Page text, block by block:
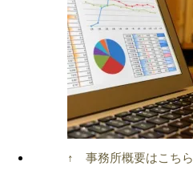
↑ 事務所概要はこちら